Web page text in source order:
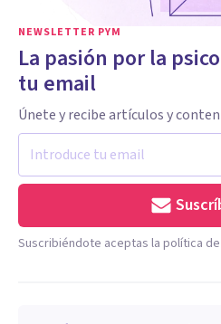
NEWSLETTER PYM
La pasión por la
tu email
Únete y recibe artículos y
Suscribiéndote aceptas la política